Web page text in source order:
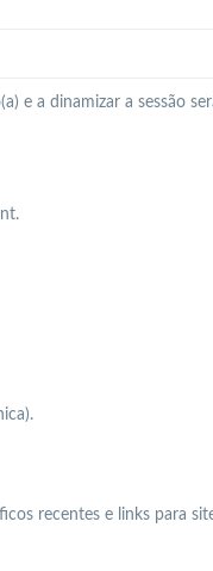
e a dinamizar a sessão
recentes e links para